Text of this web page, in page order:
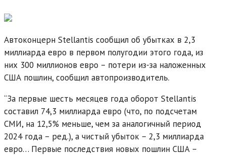
Автоконцерн Stellantis сообщил об убытках в 2,3
миллиарда евро в первом полугодии этого года, из
них 300 миллионов евро – потери из-за наложенных
США пошлин, сообщил автопроизводитель.
“За первые шесть месяцев года оборот Stellantis
составил 74,3 миллиарда евро (что, по подсчетам
СМИ, на 12,5% меньше, чем за аналогичный период
2024 года – ред.), а чистый убыток – 2,3 миллиарда
евро… Первые последствия новых пошлин США –